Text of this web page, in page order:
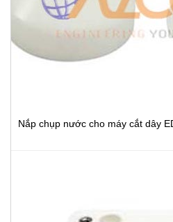
Nắp chụp nước cho máy cắt dây